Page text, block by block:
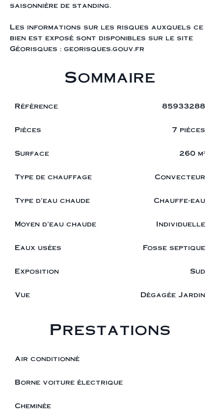
saisonnière de standing.
Les informations sur les risques auxquels ce
bien est exposé sont disponibles sur le site
Géorisques : georisques.gouv.fr
Sommaire
Référence 85933288
Pièces 7 pièces
Surface 260 m²
Type de chauffage Convecteur
Type d'eau chaude Chauffe-eau
Moyen d'eau chaude Individuelle
Eaux usées Fosse septique
Exposition Sud
Vue Dégagée Jardin
Prestations
Air conditionné
Borne voiture électrique
Cheminée